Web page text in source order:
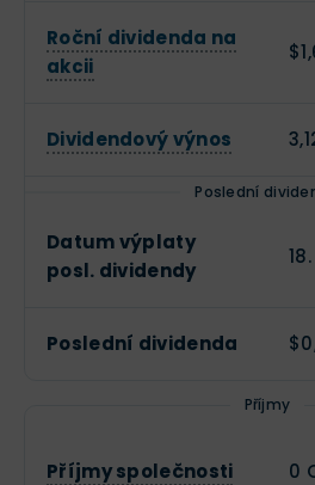
Roční dividenda na
akcii
Dividendový výnos
Poslední
Datum výplaty
posl. dividendy
Poslední dividenda
Příjmy
Příjmy společnosti 0